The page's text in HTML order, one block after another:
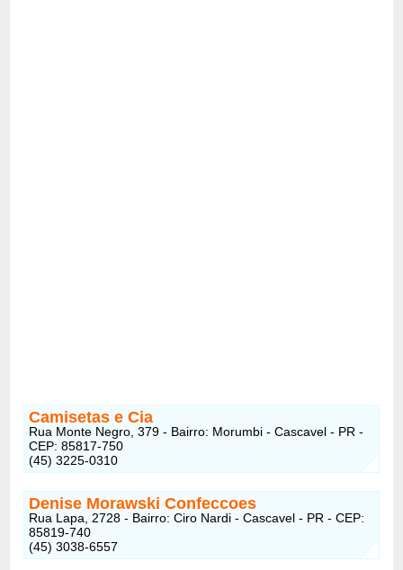
Camisetas e Cia
Rua Monte Negro, 379 - Bairro: Morumbi - Cascavel - PR -
CEP: 85817-750
(45) 3225-0310
Denise Morawski Confeccoes
Rua Lapa, 2728 - Bairro: Ciro Nardi - Cascavel - PR - CEP:
85819-740
(45) 3038-6557